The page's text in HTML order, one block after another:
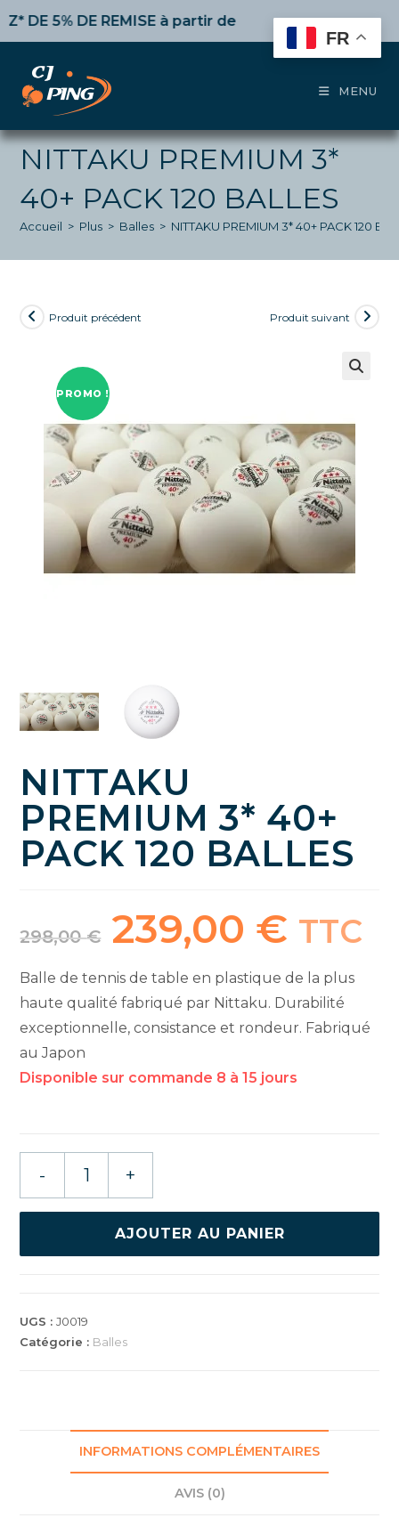
5% DE REMISEà partir de 50€ d’achat,10%dès
MENU
NITTAKU PREMIUM 3*
40+ PACK 120 BALLES
Accueil > Plus > Balles > NITTAKU PREMIUM 3* 40+ PACK 120
PROMO !
Produit précédent Produit suivant
NITTAKU
PREMIUM 3* 40+
PACK 120 BALLES
298,00€
Le
prix
initial
239,00 € prix
TTC
Balle de tennis de table en plastique de la plus
haute qualité fabriqué par Nittaku. Durabilité
exceptionnelle, consistance et rondeur. Fabriqué
au Japon
3*
120
BALLES
- +
AJOUTER AU PANIER
UGS :J0019
Catégorie : Balles
INFORMATIONS COMPLÉMENTAIRES
AVIS (0)
FR